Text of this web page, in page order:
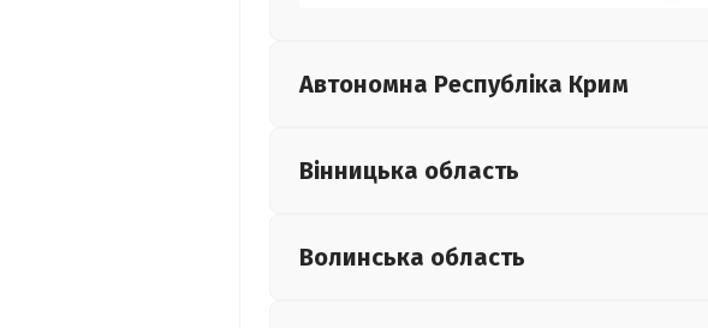
Автономна Республіка Крим
Вінницька область
Волинська область